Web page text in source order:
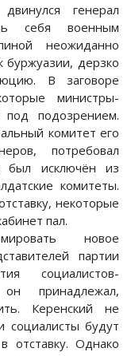
генерал
себя военным
неожиданно
буржуазии, дерзко
В заговоре
министры-
подозрением.
комитет его
потребовал
был исключён из
комитеты.
некоторые
пал.
новое
партии
социалистов-
принадлежал,
Керенский не
социалисты будут
отставку. Однако